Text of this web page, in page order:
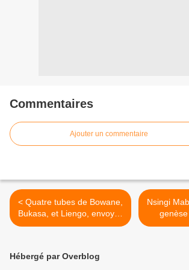
Commentaires
Ajouter un commentaire
< Quatre tubes de Bowane,
Bukasa, et Liengo, envoyés
par Zok Roger de Kinshasa
Nsingi
Hébergé par Overblog